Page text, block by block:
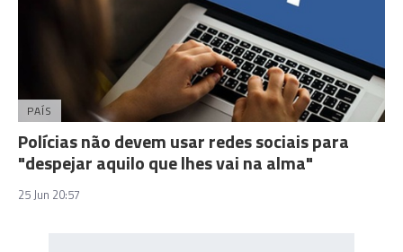
PAÍS
Polícias não devem usar redes sociais para
"despejar aquilo que lhes vai na alma"
25 Jun 20:57